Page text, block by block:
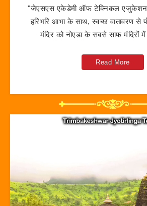
"जेएसएस एकेडेमी ऑफ टेक्निकल एजुकेशन
हरिभरि आभा के साथ, स्वच्छ वातावरण से
मंदिर को नोएडा के सबसे साफ मंदिरों
Read More